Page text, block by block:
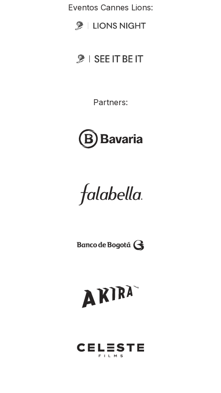
Eventos Cannes Lions:
Partners: